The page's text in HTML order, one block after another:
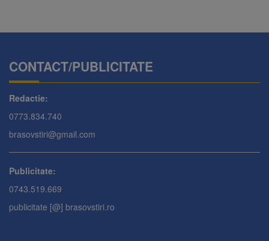
CONTACT/PUBLICITATE
Redactie:
0773.834.740
brasovstiri@gmail.com
Publicitate:
0743.519.669
publicitate [@] brasovstiri.ro